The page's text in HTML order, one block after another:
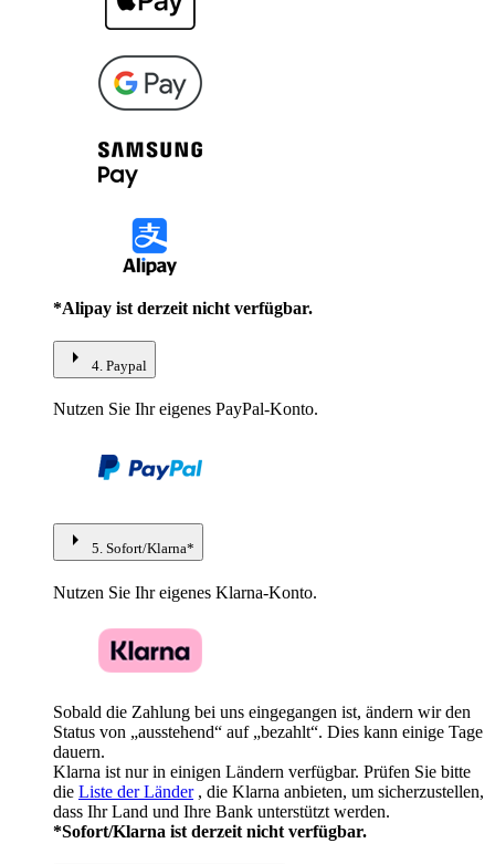
*Alipay ist derzeit nicht verfügbar.
arrow_right 4. Paypal
Nutzen Sie Ihr eigenes PayPal-Konto.
arrow_right 5. Sofort/Klarna*
Nutzen Sie Ihr eigenes Klarna-Konto.
Sobald die Zahlung bei uns eingegangen ist, ändern wir den
Status von „ausstehend“ auf „bezahlt“. Dies kann einige Tage
dauern.
Klarna ist nur in einigen Ländern verfügbar. Prüfen Sie bitte
die Liste der Länder, die Klarna anbieten, um sicherzustellen,
dass Ihr Land und Ihre Bank unterstützt werden.
*Sofort/Klarna ist derzeit nicht verfügbar.